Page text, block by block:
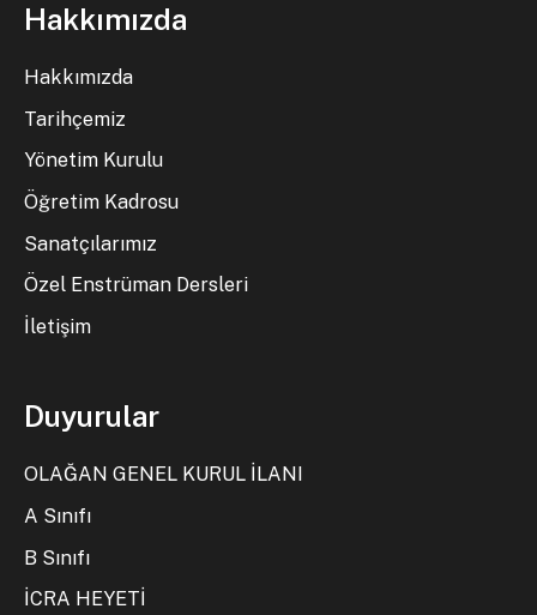
Hakkımızda
Hakkımızda
Tarihçemiz
Yönetim Kurulu
Öğretim Kadrosu
Sanatçılarımız
Özel Enstrüman Dersleri
İletişim
Duyurular
OLAĞAN GENEL KURUL İLANI
A Sınıfı
B Sınıfı
İCRA HEYETİ